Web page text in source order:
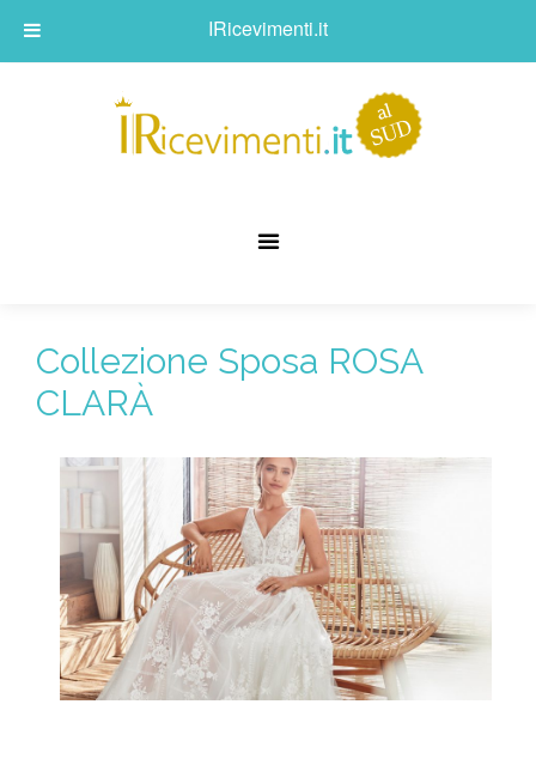
Collezione Sposa ROSA
CLARÀ
IRicevimenti.it